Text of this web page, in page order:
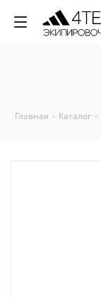
Главная - Каталог -